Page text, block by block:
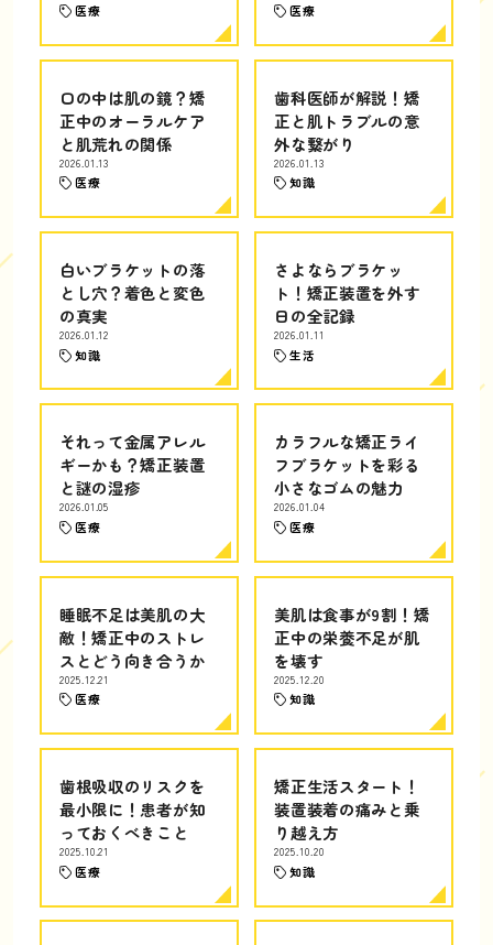
医療 医療
口の中は肌の鏡？矯
正中のオーラルケア
と肌荒れの関係
2026.01.13
医療
歯科医師が解説！矯
正と肌トラブルの意
外な繋がり
2026.01.13
知識
白いブラケットの落
とし穴？着色と変色
の真実
2026.01.12
知識
さよならブラケッ
ト！矯正装置を外す
日の全記録
2026.01.11
生活
それって金属アレル
ギーかも？矯正装置
と謎の湿疹
2026.01.05
医療
カラフルな矯正ライ
フブラケットを彩る
小さなゴムの魅力
2026.01.04
医療
睡眠不足は美肌の大
敵！矯正中のストレ
スとどう向き合うか
2025.12.21
医療
美肌は食事が9割！矯
正中の栄養不足が肌
を壊す
2025.12.20
知識
歯根吸収のリスクを
最小限に！患者が知
っておくべきこと
2025.10.21
医療
矯正生活スタート！
装置装着の痛みと乗
り越え方
2025.10.20
知識